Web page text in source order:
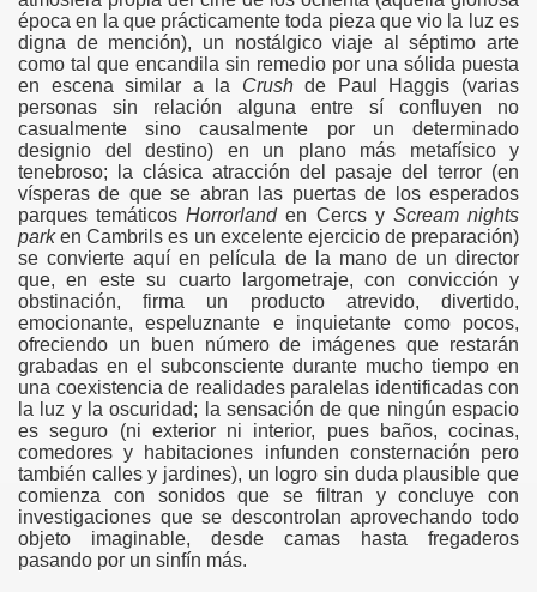
época en la que prácticamente toda pieza que vio la luz es
digna de mención), un nostálgico viaje al séptimo arte
como tal que encandila sin remedio por una sólida puesta
en escena similar a la Crushde Paul Haggis (varias
personas sin relación alguna entre sí confluyen no
casualmente sino causalmente por un determinado
designio del destino) en un plano más metafísico y
tenebroso; la clásica atracción del pasaje del terror (en
vísperas de que se abran las puertas de los esperados
parques temáticosHorrorlanden Cercs y Scream nights
parken Cambrils es un excelente ejercicio de preparación)
se convierte aquí en película de la mano de un director
que, en este su cuarto largometraje, con convicción y
obstinación, firma un producto atrevido, divertido,
emocionante, espeluznante e inquietante como pocos,
ofreciendo un buen número de imágenes que restarán
grabadas en el subconsciente durante mucho tiempo en
una coexistencia de realidades paralelas identificadas con
la luz y la oscuridad; la sensación de que ningún espacio
es seguro (ni exterior ni interior, pues baños, cocinas,
comedores y habitaciones infunden consternación pero
también calles y jardines), un logro sin duda plausible que
comienza con sonidos que se filtran y concluye con
investigaciones que se descontrolan aprovechando todo
objeto imaginable, desde camas hasta fregaderos
pasando por un sinfín más.